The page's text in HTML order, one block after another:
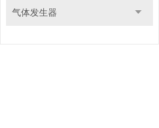
气体发生器